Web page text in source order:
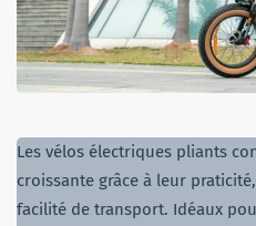
Les vélos électriques pliants
croissante grâce à leur
facilité de transport. Idéaux